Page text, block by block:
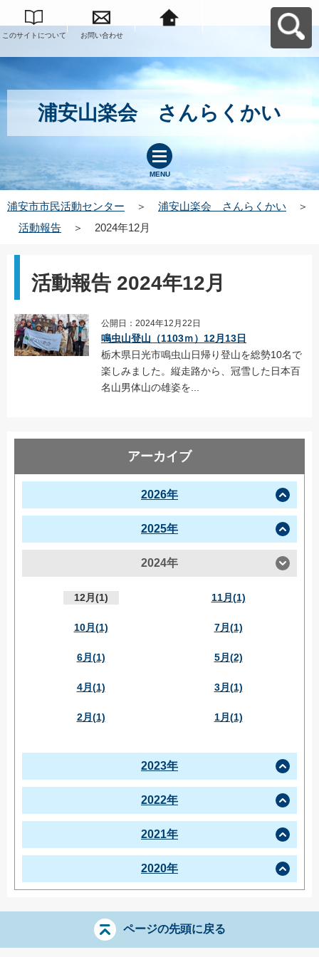
このサイトについて お問い合わせ
浦安山楽会 さんらくかい
MENU
浦安市市民活動センター ＞ 浦安山楽会 さんらくかい
＞
活動報告
＞ 2024年12月
活動報告 2024年12月
公開日：2024年12月22日
鳴虫山登山（1103ｍ）12月13日
栃木県日光市鳴虫山日帰り登山を総勢10名で
楽しみました。縦走路から、冠雪した日本百
名山男体山の雄姿を...
アーカイブ
2026年
2025年
2024年
12月(1) 11月(1)
10月(1) 7月(1)
6月(1) 5月(2)
4月(1) 3月(1)
2月(1) 1月(1)
2023年
2022年
2021年
2020年
ページの先頭に戻る